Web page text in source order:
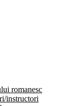
romanesc
instructori